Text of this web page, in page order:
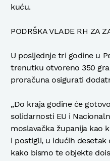
kuću.
PODRŠKA VLADE RH ZA
U posljednje tri godine u
trenutku otvoreno 350
proračuna osigurati
„Do kraja godine će
solidarnosti EU i
moslavačka županija kao
i postigli, u idućih desetak
kako bismo te objekte